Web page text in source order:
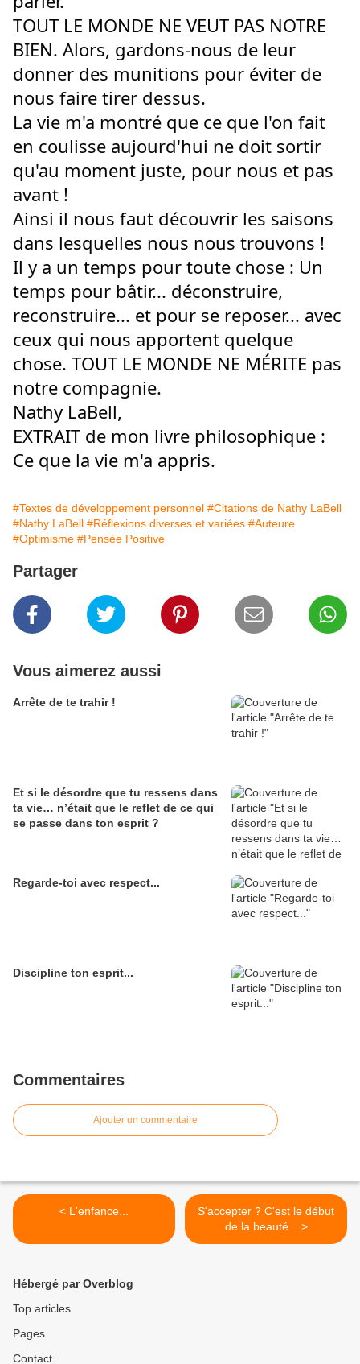
TOUT LE MONDE NE VEUT PAS NOTRE
BIEN. Alors, gardons-nous de leur
donner des munitions pour éviter de
nous faire tirer dessus.
La vie m'a montré que ce que l'on fait
en coulisse aujourd'hui ne doit sortir
qu'au moment juste, pour nous et pas
avant !
Ainsi il nous faut découvrir les saisons
dans lesquelles nous nous trouvons !
Il y a un temps pour toute chose : Un
temps pour bâtir... déconstruire,
reconstruire... et pour se reposer... avec
ceux qui nous apportent quelque
chose. TOUT LE MONDE NE MÉRITE pas
notre compagnie.
Nathy LaBell,
EXTRAIT de mon livre philosophique :
Ce que la vie m'a appris.
#Textes de développement personnel #Citations de Nathy LaBell
#Nathy LaBell #Réflexions diverses et variées #Auteure
#Optimisme #Pensée Positive
Partager
Vous aimerez aussi
Arrête de te trahir !
Et si le désordre que tu ressens dans
ta vie… n’était que le reflet de ce qui
se passe dans ton esprit ?
Regarde-toi avec respect...
Discipline ton esprit...
Commentaires
Ajouter un commentaire
< L'enfance...
S'accepter ? C'est le début
de la beauté... >
Hébergé par Overblog
Top articles
Pages
Contact